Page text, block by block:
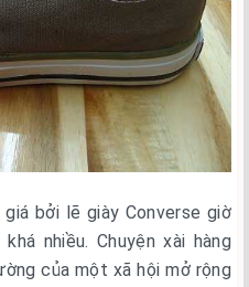
bởi lẽ giày Converse giờ
nhiều. Chuyện xài hàng
của một xã hội mở rộng